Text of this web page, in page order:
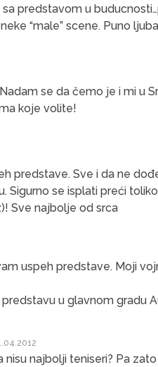
predstavom u
“male” scene. Puno
se da čemo je i mi u
koje volite!
predstave. Sve i da ne
Sigurno se isplati preći
Sve najbolje od srca
uspeh predstave. Moji
u glavnom gradu
nisu najbolji teniseri? Pa